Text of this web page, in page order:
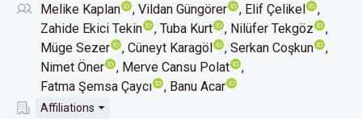
Melike Kaplan Vildan Güngörer
Elif Çelikel
Zahide Ekici Tekin
Tuba Kurt
Nilüfer Tekgöz
Müge Sezer
Cüneyt Karagöl
Serkan Coşkun
Nimet Öner
Merve Cansu Polat
Fatma Şemsa Çaycı
Banu Acar
Affiliations